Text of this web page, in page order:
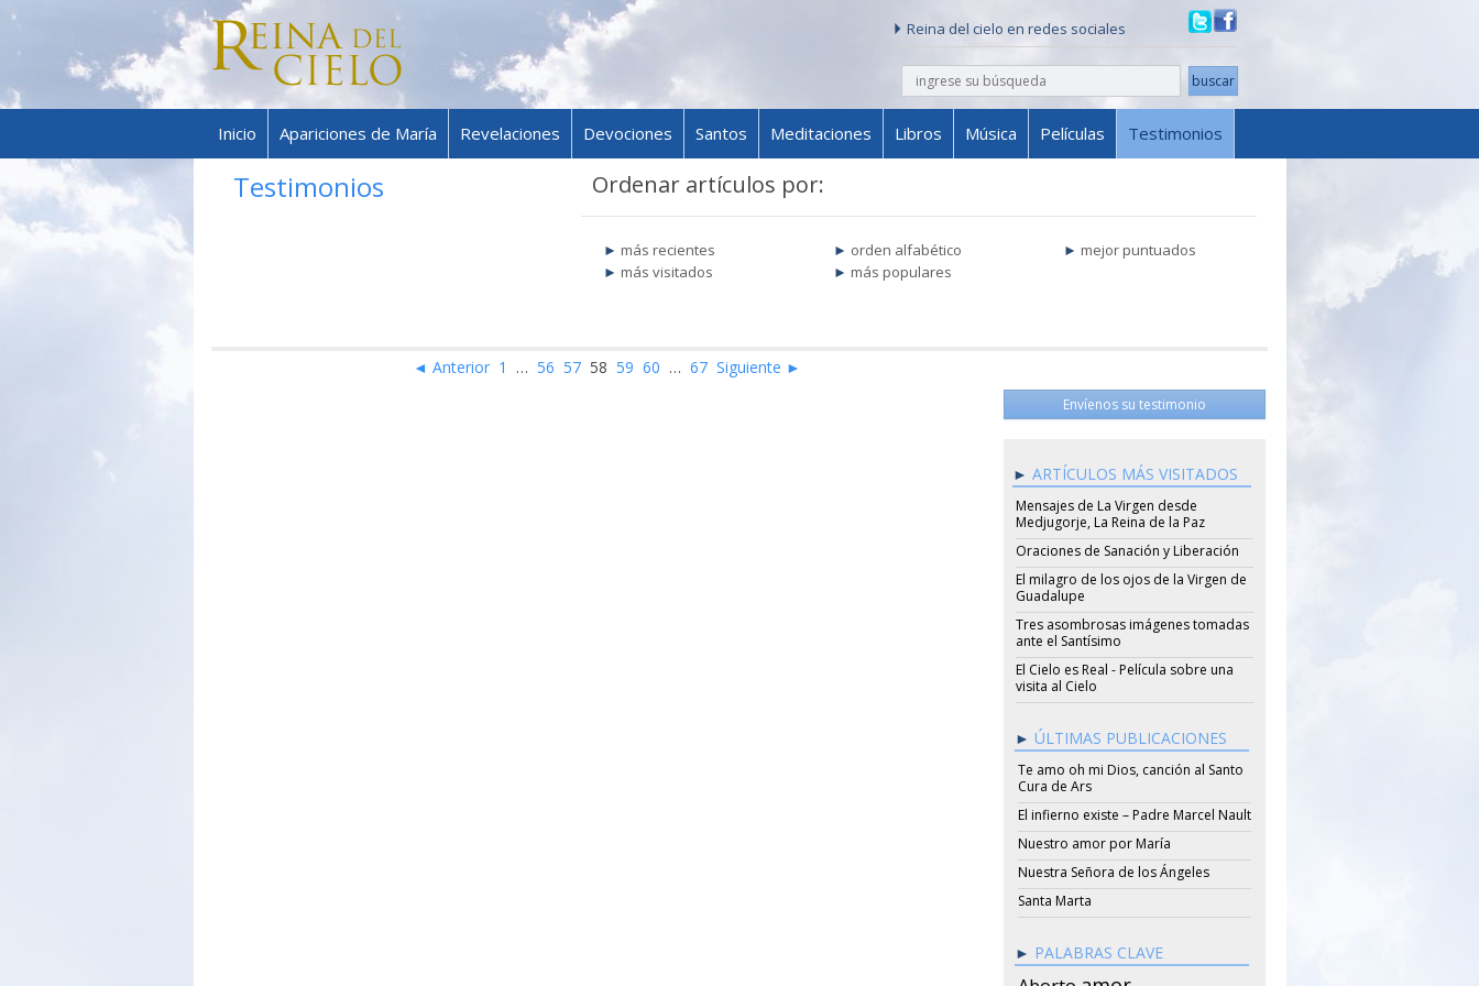
Reina del cielo en redes sociales
buscar
Skip to content
Inicio Apariciones de María Revelaciones Devociones Santos Meditaciones Libros Música Películas Testimonios
Testimonios Ordenar artículos por:
más recientes
más visitados
orden alfabético
más populares
mejor puntuados
◄ Anterior 1 … 56 57 58 59 60 … 67 Siguiente ►
Envíenos su testimonio
ARTÍCULOS MÁS VISITADOS
Mensajes de La Virgen desde
Medjugorje, La Reina de la Paz
Oraciones de Sanación y Liberación
El milagro de los ojos de la Virgen de
Guadalupe
Tres asombrosas imágenes tomadas
ante el Santísimo
El Cielo es Real - Película sobre una
visita al Cielo
ÚLTIMAS PUBLICACIONES
Te amo oh mi Dios, canción al Santo
Cura de Ars
El infierno existe – Padre Marcel Nault
Nuestro amor por María
Nuestra Señora de los Ángeles
Santa Marta
PALABRAS CLAVE